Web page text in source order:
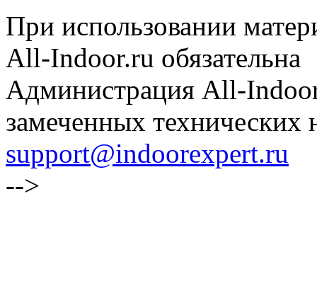
При использовании
All-Indoor.ru обязательна
Администрация All-
замеченных технических
support@indoorexpert.ru
-->